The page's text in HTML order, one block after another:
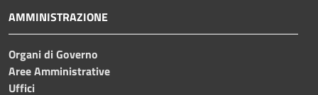
AMMINISTRAZIONE
Organi di Governo
Aree Amministrative
Uffici